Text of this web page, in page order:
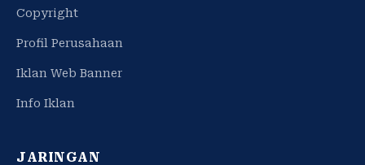
Copyright
Profil Perusahaan
Iklan Web Banner
Info Iklan
JARINGAN